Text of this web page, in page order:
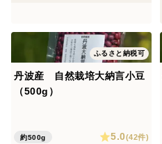
ふるさと納税可
丹波産 自然栽培大納言小豆
（500g）
約500g 5.0(42件)